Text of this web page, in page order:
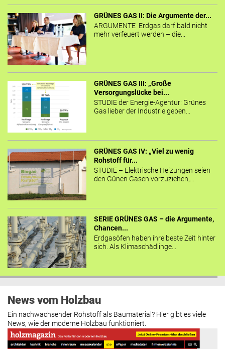
GRÜNES GAS II: Die Argumente der...
ARGUMENTE Erdgas darf bald nicht
mehr verfeuert werden – die...
GRÜNES GAS III: „Große
Versorgungslücke bei...
STUDIE der Energie-Agentur: Grünes
Gas lieber der Industrie geben...
GRÜNES GAS IV: „Viel zu wenig
Rohstoff für...
STUDIE – Elektrische Heizungen seien
den Günen Gasen vorzuziehen,...
SERIE GRÜNES GAS – die Argumente,
Chancen...
Erdgasöfen haben ihre beste Zeit hinter
sich. Als Klimaschädlinge...
News vom Holzbau
Ein nachwachsender Rohstoff als Baumaterial? Hier gibt es viele
News, wie der moderne Holzbau funktioniert.